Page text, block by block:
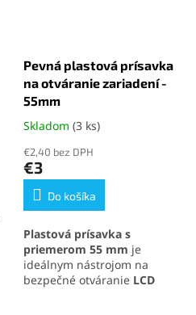
Pevná plastová prísavka
na otváranie zariadení -
55mm
Priemerné
produktu
je
5,0
hviezdičiek.
Skladom (3 ks)
€2,40 bez DPH
€3
Do košíka
Plastová prísavka s
priemerom 55 mm je
ideálnym nástrojom na
bezpečné otváranie LCD